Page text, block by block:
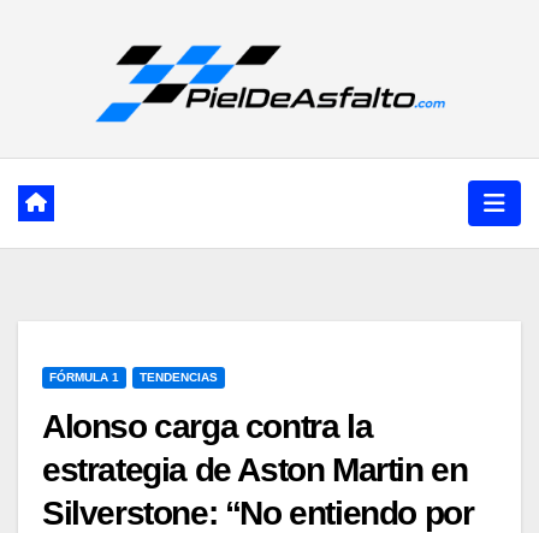
FÓRMULA 1 TENDENCIAS
Alonso carga contra la
estrategia de Aston Martin en
Silverstone: “No entiendo por